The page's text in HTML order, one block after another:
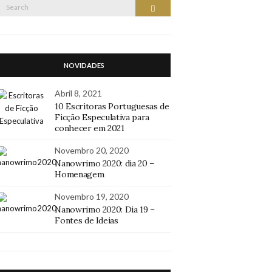
Search
NOVIDADES
Abril 8, 2021
10 Escritoras Portuguesas de
Ficção Especulativa para
conhecer em 2021
Novembro 20, 2020
Nanowrimo 2020: dia 20 –
Homenagem
Novembro 19, 2020
Nanowrimo 2020: Dia 19 –
Fontes de Ideias